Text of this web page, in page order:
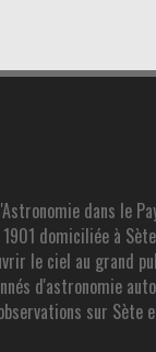
dans le
domiciliée à
le ciel au grand
d'astronomie
sur Sète